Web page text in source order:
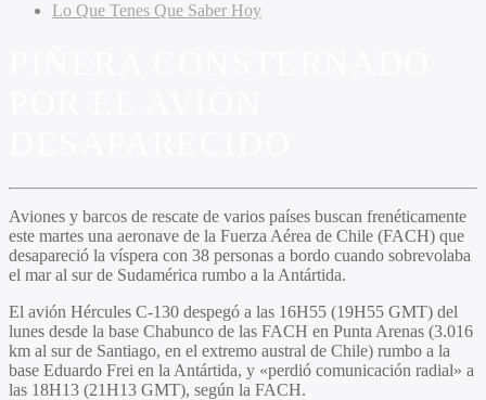
Lo Que Tenes Que Saber Hoy
Aviones y barcos de rescate de varios países buscan frenéticamente
este martes una aeronave de la Fuerza Aérea de Chile (FACH) que
desapareció la víspera con 38 personas a bordo cuando sobrevolaba
el mar al sur de Sudamérica rumbo a la Antártida.
El avión Hércules C-130 despegó a las 16H55 (19H55 GMT) del
lunes desde la base Chabunco de las FACH en Punta Arenas (3.016
km al sur de Santiago, en el extremo austral de Chile) rumbo a la
base Eduardo Frei en la Antártida, y «perdió comunicación radial» a
las 18H13 (21H13 GMT), según la FACH.